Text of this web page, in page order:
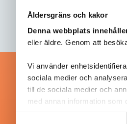
Åldersgräns och kakor
Denna webbplats
eller äldre. Genom att
Vi använder
sociala medier och
till de sociala medier och
med annan information som